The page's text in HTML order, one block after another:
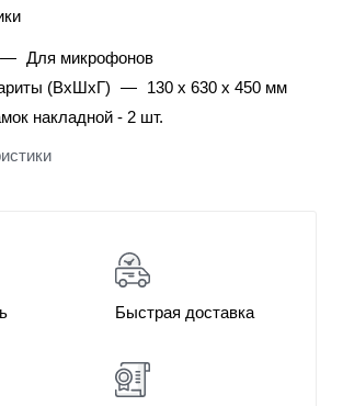
— Для микрофонов
(ВхШхГ) — 130 х 630 х 450 мм
накладной - 2 шт.
Быстрая доставка